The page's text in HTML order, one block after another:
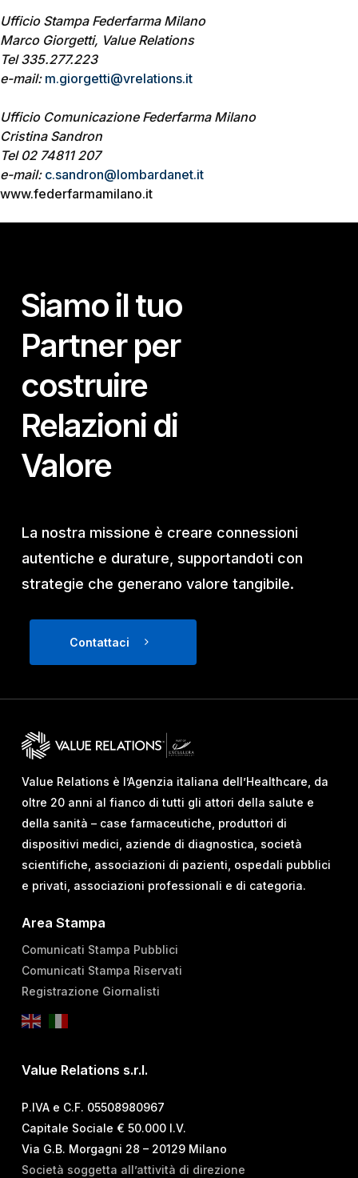
Ufficio Stampa Federfarma Milano
Marco Giorgetti, Value Relations
Tel 335.277.223
e-mail: m.giorgetti@vrelations.it
Ufficio Comunicazione Federfarma Milano
Cristina Sandron
Tel 02 74811 207
e-mail: c.sandron@lombardanet.it
www.federfarmamilano.it
Siamo il tuo
Partner per
costruire
Relazioni di
Valore
La nostra missione è creare connessioni
autentiche e durature, supportandoti con
strategie che generano valore tangibile.
Contattaci
Value Relations è l’Agenzia italiana dell’Healthcare, da
oltre 20 anni al fianco di tutti gli attori della salute e
della sanità – case farmaceutiche, produttori di
dispositivi medici, aziende di diagnostica, società
scientifiche, associazioni di pazienti, ospedali pubblici
e privati, associazioni professionali e di categoria.
Area Stampa
Comunicati Stampa Pubblici
Comunicati Stampa Riservati
Registrazione Giornalisti
Value Relations s.r.l.
P.IVA e C.F. 05508980967
Capitale Sociale € 50.000 I.V.
Via G.B. Morgagni 28 – 20129 Milano
Società soggetta all’attività di direzione